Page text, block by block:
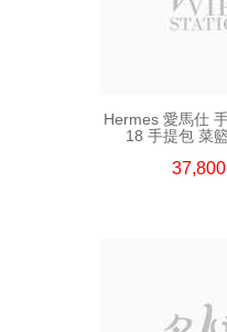
Hermes 愛馬仕
18 手提包 菜